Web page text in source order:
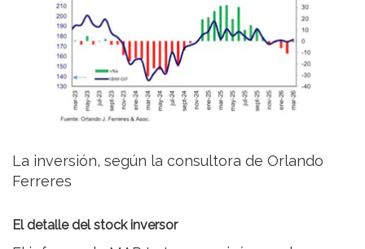
La inversión, según la consultora de Orlando
Ferreres
El detalle del stock inversor